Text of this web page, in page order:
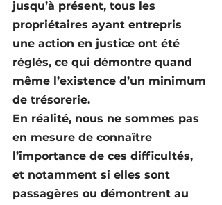
jusqu’à présent, tous les
propriétaires ayant entrepris
une action en justice ont été
réglés, ce qui démontre quand
même l’existence d’un minimum
de trésorerie.
En réalité, nous ne sommes pas
en mesure de connaître
l’importance de ces difficultés,
et notamment si elles sont
passagères ou démontrent au